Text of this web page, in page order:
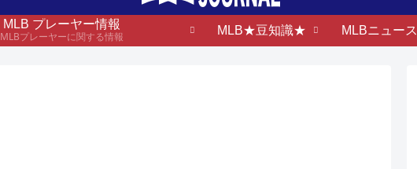
MLB プレーヤー情報
MLBプレーヤーに関する情報
MLB★豆知識★ MLBニュース